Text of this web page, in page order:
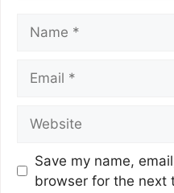
Save my name,
browser for the next